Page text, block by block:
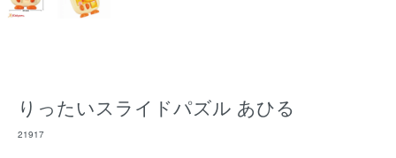
りったいスライドパズル あひる
21917